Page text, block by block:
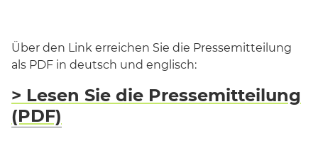
Über den Link erreichen Sie die Pressemitteilung
als PDF in deutsch und englisch:
> Lesen Sie die Pressemitteilung
(PDF)